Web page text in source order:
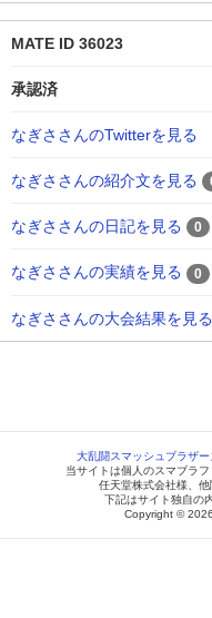
MATE ID 36023
承認済
なぎささんのTwitterを見る
なぎささんの紹介文を見る
なぎささんの日記を見る 0
なぎささんの実績を見る 0
なぎささんの大会結果を見る
大乱闘スマッシュブラザー
当サイトは個人のスマブラ
任天堂株式会社様、他
下記はサイト独自の
Copyright © 2026